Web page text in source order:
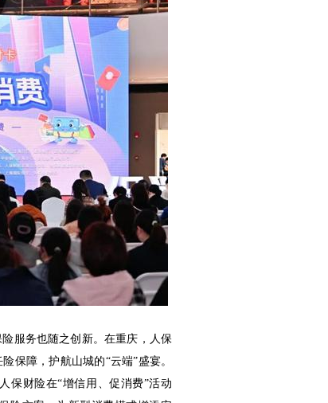
服务也随之创新。在重庆，人保
保障，护航山城的“云端”盛宴。
保财险在“增信用、促消费”活动